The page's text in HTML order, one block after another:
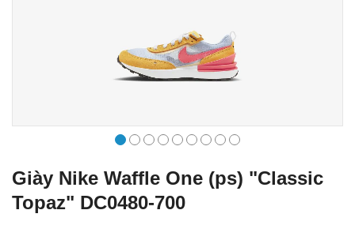
Giày Nike Waffle One (ps) "Classic
Topaz" DC0480-700